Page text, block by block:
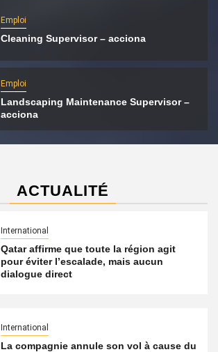
Emploi
Cleaning Supervisor – acciona
Emploi
Landscaping Maintenance Supervisor –
acciona
ACTUALITÉ
International
Qatar affirme que toute la région agit
pour éviter l’escalade, mais aucun
dialogue direct
International
La compagnie annule son vol à cause du